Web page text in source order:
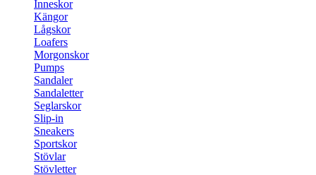
Inneskor
Kängor
Lågskor
Loafers
Morgonskor
Pumps
Sandaler
Sandaletter
Seglarskor
Slip-in
Sneakers
Sportskor
Stövlar
Stövletter